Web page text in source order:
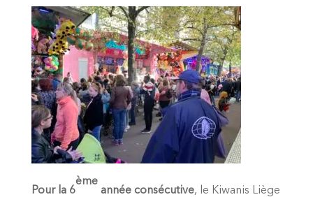
Pour la 6
ème
année consécutive, le Kiwanis Liège